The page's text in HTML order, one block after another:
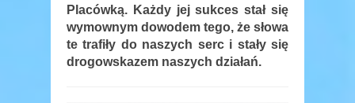
Placówką. Każdy jej sukces stał się
wymownym dowodem tego, że słowa
te trafiły do naszych serc i stały się
drogowskazem naszych działań.